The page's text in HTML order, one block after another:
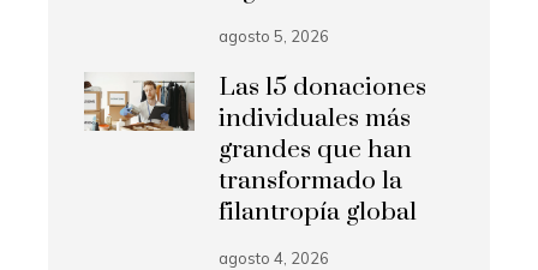
agosto 5, 2026
Las 15 donaciones
individuales más
grandes que han
transformado la
filantropía global
agosto 4, 2026